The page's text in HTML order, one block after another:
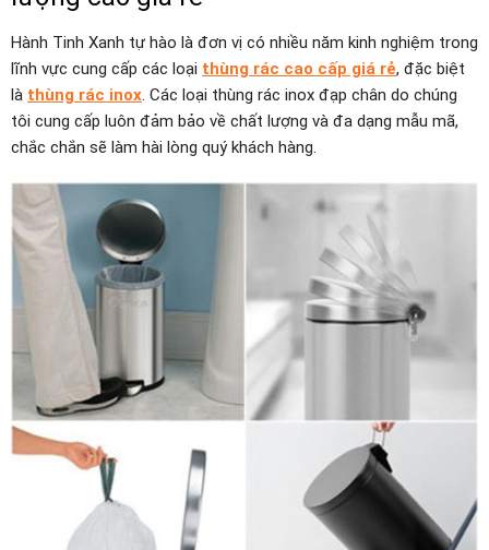
Hành Tinh Xanh tự hào là đơn vị có nhiều năm kinh nghiệm trong
lĩnh vực cung cấp các loại thùng rác cao cấp giá rẻ, đặc biệt
là thùng rác inox. Các loại thùng rác inox đạp chân do chúng
tôi cung cấp luôn đảm bảo về chất lượng và đa dạng mẫu mã,
chắc chắn sẽ làm hài lòng quý khách hàng.